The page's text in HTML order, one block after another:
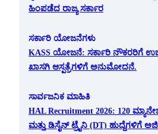
ಹಿಂಪಡೆದ ರಾಜ್ಯ ಸರ್ಕಾರ
ಸರ್ಕಾರಿ ಯೋಜನೆಗಳು
KASS ಯೋಜನೆ: ಸರ್ಕಾರಿ ನೌಕರರಿಗೆ
ಖಾಸಗಿ ಆಸ್ಪತ್ರೆಗಳಿಗೆ ಅನುಮೋದನೆ.
ಸಾರ್ವಜನಿಕ ಮಾಹಿತಿ
HAL Recruitment 2026: 120
ಮತ್ತು ಡಿಸೈನ್ ಟ್ರೈನಿ (DT) ಹುದ್ದೆಗಳಿಗೆ